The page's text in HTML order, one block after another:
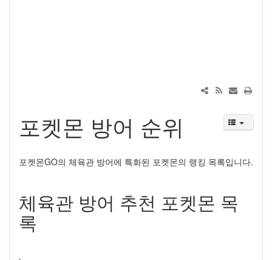
포켓몬 방어 순위
포켓몬GO의 체육관 방어에 특화된 포켓몬의 랭킹 목록입니다.
체육관 방어 추천 포켓몬 목
록